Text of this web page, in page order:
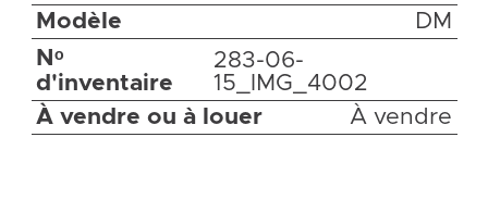
Modèle
DM
Nᵒ
d'inventaire
283-06-
15_IMG_4002
À vendre ou à louer
À vendre